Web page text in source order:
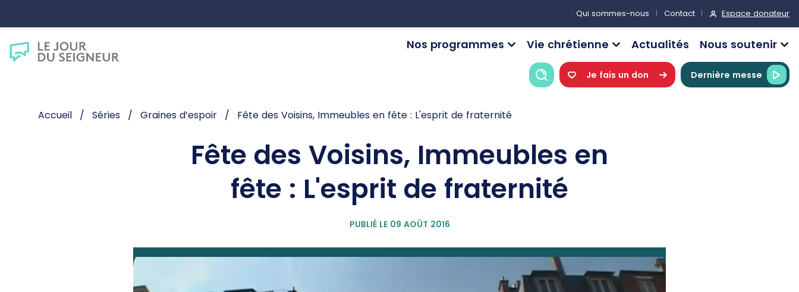
Qui sommes-nous Contact Espace donateur
Nos programmes Vie chrétienne Actualités Nous soutenir
RechercheJe fais un don Dernière messe
Accueil Séries Graines d’espoir Fête des Voisins, Immeubles en fête : L'esprit de fraternité
Fête des Voisins, Immeubles en
fête : L'esprit de fraternité
PUBLIÉ LE 09 AOÛT 2016